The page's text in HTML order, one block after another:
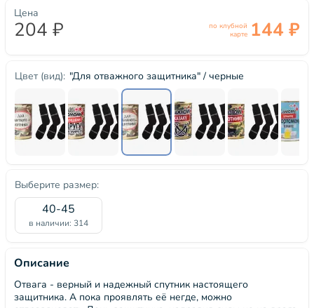
Цвет (вид): "Для отважного защитника" / черные
Выберите размер:
40-45
в наличии: 314
Цена
204 ₽
по клубной
карте 144 ₽
Описание
Отвага - верный и надежный спутник настоящего
защитника. А пока проявлять её негде, можно